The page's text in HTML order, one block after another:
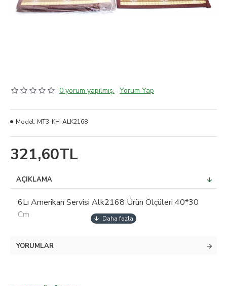
0 yorum yapılmış. -Yorum Yap
321,60TL
Model: MT3-KH-ALK2168
AÇIKLAMA
6Lı Amerikan Servisi Alk2168 Ürün Ölçüleri 40*30
Cm
YORUMLAR